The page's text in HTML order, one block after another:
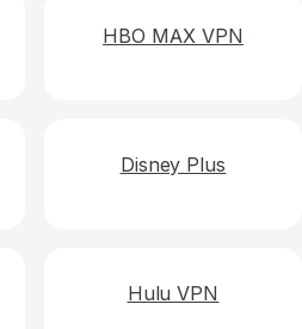
HBO MAX VPN
Disney Plus
Hulu VPN